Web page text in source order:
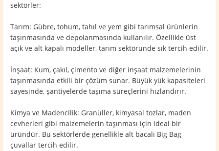
sektörler:
Tarım: Gübre, tohum, tahıl ve yem gibi tarımsal ürünlerin
taşınmasında ve depolanmasında kullanılır. Özellikle üst
açık ve alt kapalı modeller, tarım sektöründe sık tercih edilir.
İnşaat: Kum, çakıl, çimento ve diğer inşaat malzemelerinin
taşınmasında etkili bir çözüm sunar. Büyük yük kapasiteleri
sayesinde, şantiyelerde taşıma süreçlerini hızlandırır.
Kimya ve Madencilik: Granüller, kimyasal tozlar, maden
cevherleri gibi malzemelerin taşınması için ideal bir
üründür. Bu sektörlerde genellikle alt bacalı Big Bag
çuvallar tercih edilir.